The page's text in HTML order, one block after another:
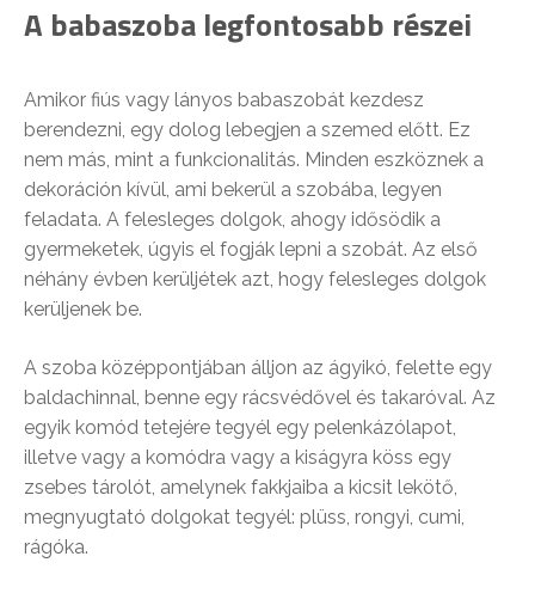
A babaszoba legfontosabb részei
Amikor fiús vagy lányos babaszobát kezdesz
berendezni, egy dolog lebegjen a szemed előtt. Ez
nem más, mint a funkcionalitás. Minden eszköznek a
dekoráción kívül, ami bekerül a szobába, legyen
feladata. A felesleges dolgok, ahogy idősödik a
gyermeketek, úgyis el fogják lepni a szobát. Az első
néhány évben kerüljétek azt, hogy felesleges dolgok
kerüljenek be.
A szoba középpontjában álljon az ágyikó, felette egy
baldachinnal, benne egy rácsvédővel és takaróval. Az
egyik komód tetejére tegyél egy pelenkázólapot,
illetve vagy a komódra vagy a kiságyra köss egy
zsebes tárolót, amelynek fakkjaiba a kicsit lekötő,
megnyugtató dolgokat tegyél: plüss, rongyi, cumi,
rágóka.